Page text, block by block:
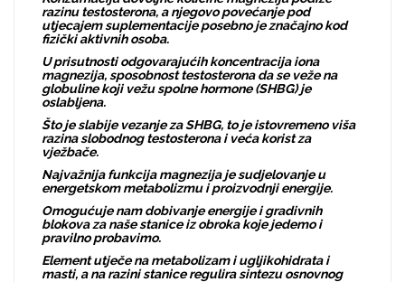
razinu testosterona, a njegovo povećanje pod
utjecajem suplementacije posebno je značajno kod
fizički aktivnih osoba.
U prisutnosti odgovarajućih koncentracija iona
magnezija, sposobnost testosterona da se veže na
globuline koji vežu spolne hormone (SHBG) je
oslabljena.
Što je slabije vezanje za SHBG, to je istovremeno viša
razina slobodnog testosterona i veća korist za
vježbače.
Najvažnija funkcija magnezija je sudjelovanje u
energetskom metabolizmu i proizvodnji energije.
Omogućuje nam dobivanje energije i gradivnih
blokova za naše stanice iz obroka koje jedemo i
pravilno probavimo.
Element utječe na metabolizam i ugljikohidrata i
masti, a na razini stanice regulira sintezu osnovnog